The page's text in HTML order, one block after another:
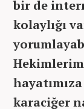
bir de
kolaylığı
karaciğer